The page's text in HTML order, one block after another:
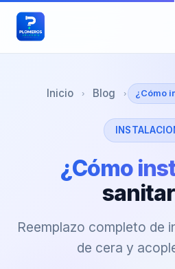
Inicio › Blog › ¿Cómo
¿Cómo
Reemplazo completo de
de cera y